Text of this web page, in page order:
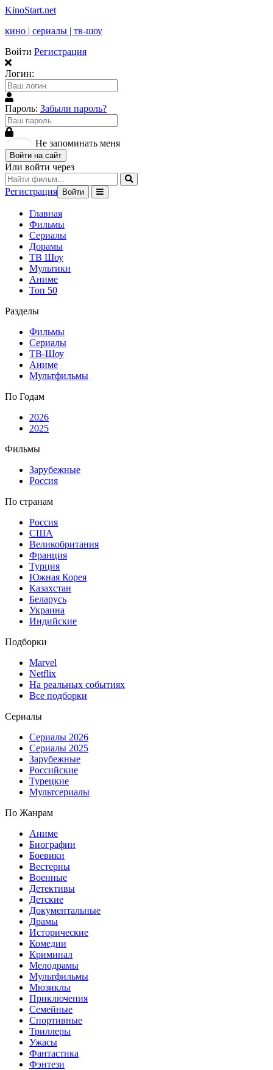
KinoStart.net
кино | сериалы | тв-шоу
Войти Регистрация
Логин:
Пароль: Забыли пароль?
Не запоминать меня
Войти на сайт
Или войти через
Регистрация Войти
Главная
Фильмы
Сериалы
Дорамы
ТВ Шоу
Мультики
Аниме
Топ 50
Разделы
Фильмы
Сериалы
ТВ-Шоу
Аниме
Мультфильмы
По Годам
2026
2025
Фильмы
Зарубежные
Россия
По странам
Россия
США
Великобритания
Франция
Турция
Южная Корея
Казахстан
Беларусь
Украина
Индийские
Подборки
Marvel
Netflix
На реальных событиях
Все подборки
Сериалы
Сериалы 2026
Сериалы 2025
Зарубежные
Российские
Турецкие
Мультсериалы
По Жанрам
Аниме
Биографии
Боевики
Вестерны
Военные
Детективы
Детские
Документальные
Драмы
Исторические
Комедии
Криминал
Мелодрамы
Мультфильмы
Мюзиклы
Приключения
Семейные
Спортивные
Триллеры
Ужасы
Фантастика
Фэнтези